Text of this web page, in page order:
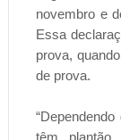
novembro e
Essa
prova,
de prova.